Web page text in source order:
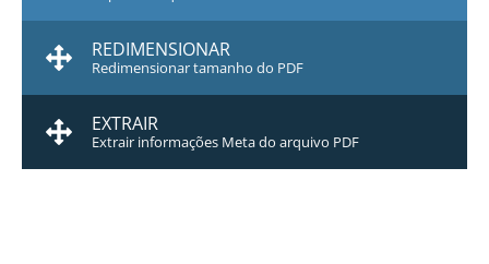
REDIMENSIONAR
Redimensionar tamanho do PDF
EXTRAIR
Extrair informações Meta do arquivo PDF